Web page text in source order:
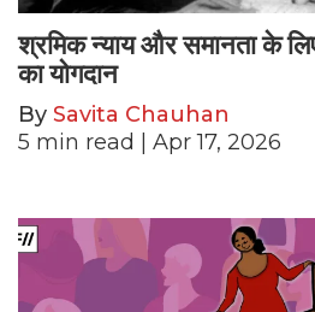
श्रमिक न्याय और समानता के
का योगदान
By Savita Chauhan
5 min read | Apr 17, 2026